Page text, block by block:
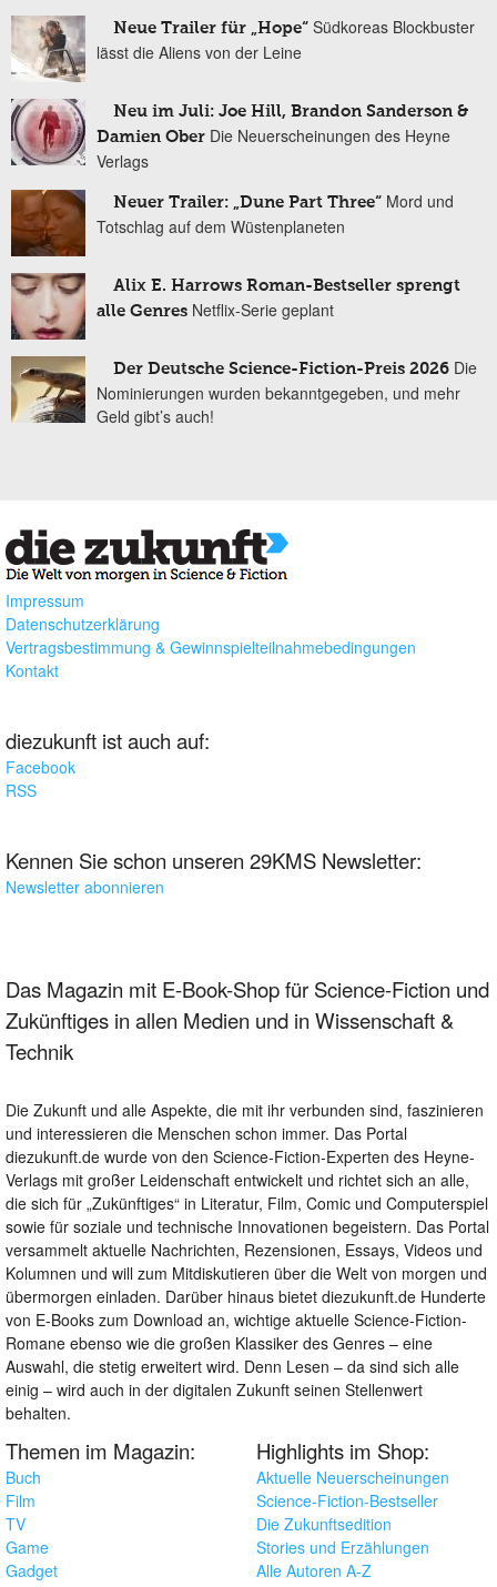
Neue Trailer für „Hope“ Südkoreas Blockbuster
lässt die Aliens von der Leine
Neu im Juli: Joe Hill, Brandon Sanderson &
Damien Ober Die Neuerscheinungen des Heyne
Verlags
Neuer Trailer: „Dune Part Three“ Mord und
Totschlag auf dem Wüstenplaneten
Alix E. Harrows Roman-Bestseller sprengt
alle Genres Netflix-Serie geplant
Der Deutsche Science-Fiction-Preis 2026 Die
Nominierungen wurden bekanntgegeben, und mehr
Geld gibt’s auch!
Impressum
Datenschutzerklärung
Vertragsbestimmung & Gewinnspielteilnahmebedingungen
Kontakt
diezukunft ist auch auf:
Facebook
RSS
Kennen Sie schon unseren 29KMS Newsletter:
Newsletter abonnieren
Das Magazin mit E-Book-Shop für Science-Fiction und
Zukünftiges in allen Medien und in Wissenschaft &
Technik
Die Zukunft und alle Aspekte, die mit ihr verbunden sind, faszinieren
und interessieren die Menschen schon immer. Das Portal
diezukunft.de wurde von den Science-Fiction-Experten des Heyne-
Verlags mit großer Leidenschaft entwickelt und richtet sich an alle,
die sich für „Zukünftiges“ in Literatur, Film, Comic und Computerspiel
sowie für soziale und technische Innovationen begeistern. Das Portal
versammelt aktuelle Nachrichten, Rezensionen, Essays, Videos und
Kolumnen und will zum Mitdiskutieren über die Welt von morgen und
übermorgen einladen. Darüber hinaus bietet diezukunft.de Hunderte
von E-Books zum Download an, wichtige aktuelle Science-Fiction-
Romane ebenso wie die großen Klassiker des Genres – eine
Auswahl, die stetig erweitert wird. Denn Lesen – da sind sich alle
einig – wird auch in der digitalen Zukunft seinen Stellenwert
behalten.
Themen im Magazin:
Buch
Film
TV
Game
Gadget
Highlights im Shop:
Aktuelle Neuerscheinungen
Science-Fiction-Bestseller
Die Zukunftsedition
Stories und Erzählungen
Alle Autoren A-Z